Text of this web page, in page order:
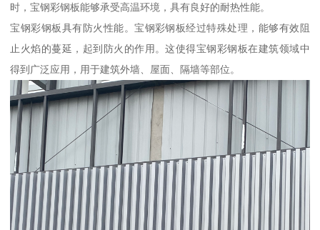
时，宝钢彩钢板能够承受高温环境，具有良好的耐热性能。
宝钢彩钢板具有防火性能。宝钢彩钢板经过特殊处理，能够有效阻
止火焰的蔓延，起到防火的作用。这使得宝钢彩钢板在建筑领域中
得到广泛应用，用于建筑外墙、屋面、隔墙等部位。